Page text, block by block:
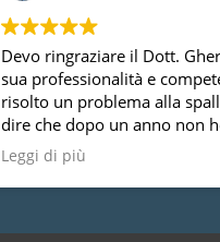
Devo ringraziare il Dott.
sua professionalità e
risolto un problema alla
dire che dopo un anno non
nessun dolore, vorrei anche
una persona molto
da tutti.
Leggi di più